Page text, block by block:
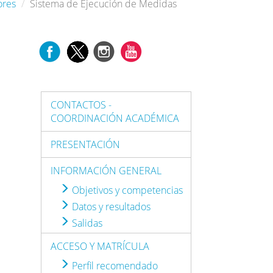
Sistema de Ejecución de Medidas
CONTACTOS -
COORDINACIÓN ACADÉMICA
PRESENTACIÓN
INFORMACIÓN GENERAL
Objetivos y competencias
Datos y resultados
Salidas
ACCESO Y MATRÍCULA
Perfil recomendado